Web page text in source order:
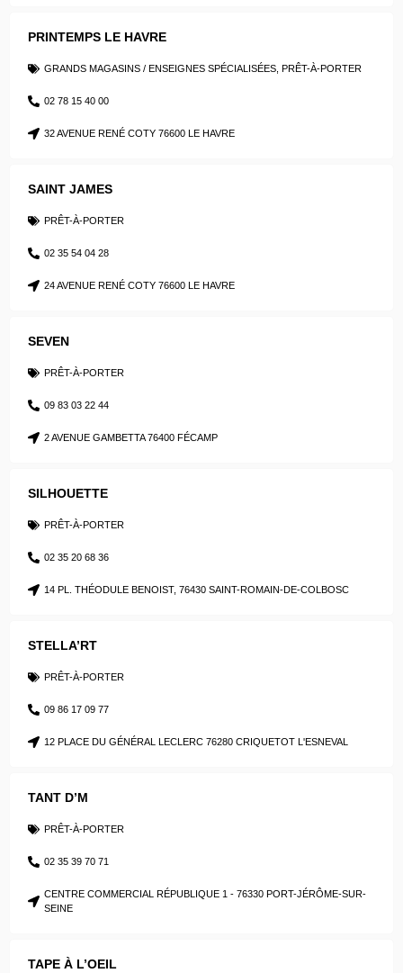
PRINTEMPS LE HAVRE
GRANDS MAGASINS / ENSEIGNES SPÉCIALISÉES PRÊT-À-PORTER
02 78 15 40 00
32 AVENUE RENÉ COTY 76600 LE HAVRE
SAINT JAMES
PRÊT-À-PORTER
02 35 54 04 28
24 AVENUE RENÉ COTY 76600 LE HAVRE
SEVEN
PRÊT-À-PORTER
09 83 03 22 44
2 AVENUE GAMBETTA 76400 FÉCAMP
SILHOUETTE
PRÊT-À-PORTER
02 35 20 68 36
14 PL. THÉODULE BENOIST, 76430 SAINT-ROMAIN-DE-COLBOSC
STELLA’RT
PRÊT-À-PORTER
09 86 17 09 77
12 PLACE DU GÉNÉRAL LECLERC 76280 CRIQUETOT L'ESNEVAL
TANT D’M
PRÊT-À-PORTER
02 35 39 70 71
CENTRE COMMERCIAL RÉPUBLIQUE 1 - 76330 PORT-JÉRÔME-SUR-
SEINE
TAPE À L’OEIL